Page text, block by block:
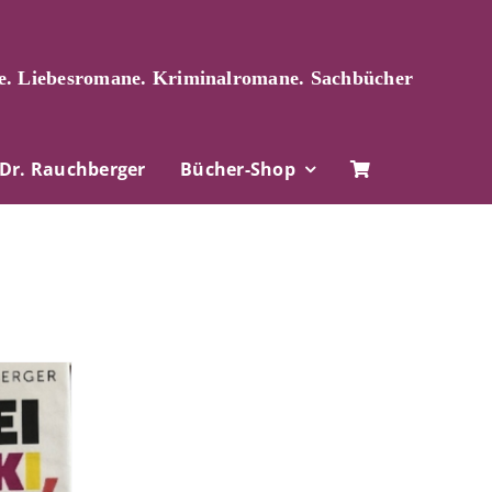
Liebesromane. Kriminalromane. Sachbücher
Rauchberger Bücher-Shop